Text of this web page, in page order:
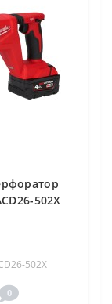
502X
502X
0